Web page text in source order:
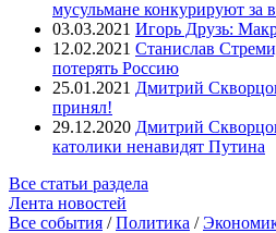
мусульмане конкурируют
03.03.2021 Игорь Друзь:
12.02.2021 Станислав
потерять Россию
25.01.2021 Дмитрий
принял!
29.12.2020 Дмитрий
католики ненавидят Путина
Все статьи раздела
Лента новостей
Все события /Политика /